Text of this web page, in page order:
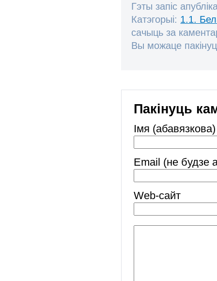
Гэты запіс
Катэгорыі: 1.1.
сачыць за
Вы можаце
Пакінуць
Імя (абавязкова)
Email (не будзе
Web-cайт